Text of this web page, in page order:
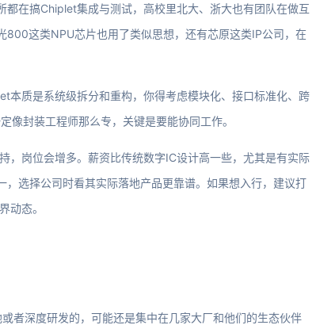
在搞Chiplet集成与测试，高校里北大、浙大也有团队在做互
这类NPU芯片也用了类似思想，还有芯原这类IP公司，在
本质是系统级拆分和重构，你得考虑模块化、接口标准化、跨
像封装工程师那么专，关键是要能协同工作。
岗位会增多。薪资比传统数字IC设计高一些，尤其是有实际
选择公司时看其实际落地产品更靠谱。如果想入行，建议打
动态。
者深度研发的，可能还是集中在几家大厂和他们的生态伙伴